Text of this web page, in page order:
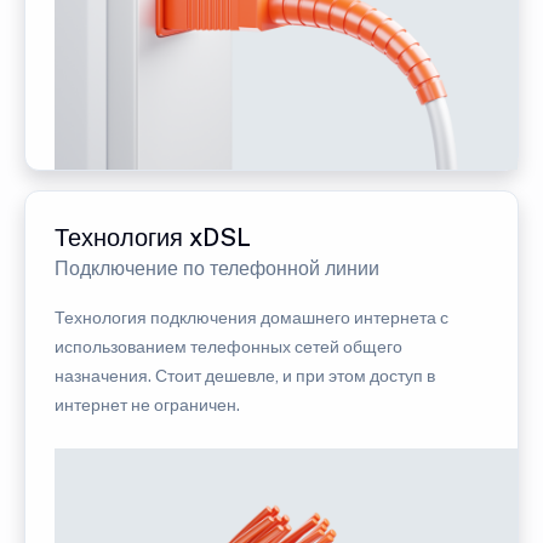
Технология xDSL
Подключение по телефонной линии
Технология подключения домашнего интернета с
использованием телефонных сетей общего
назначения. Стоит дешевле, и при этом доступ в
интернет не ограничен.